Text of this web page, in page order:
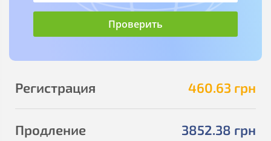
460.63 грн
Регистрация
3852.38 грн
Продление